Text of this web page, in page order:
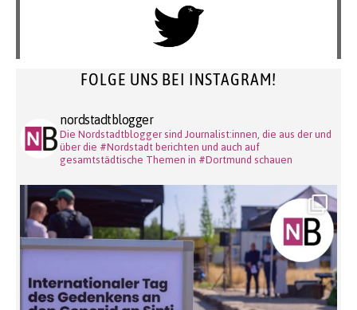
FOLGE UNS BEI INSTAGRAM!
nordstadtblogger
Die Nordstadtblogger sind Journalist:innen, die aus der und
über die #Nordstadt berichten und auch auf
gesamtstädtische Themen in #Dortmund schauen